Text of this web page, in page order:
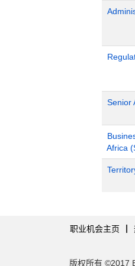
Senior
Africa
职业机会主页
版权所有 ©2017